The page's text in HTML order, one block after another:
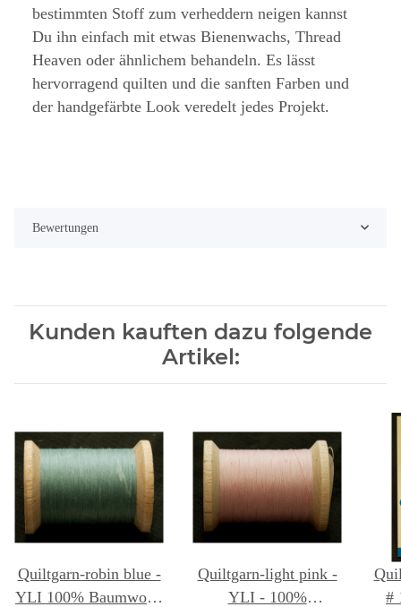
bestimmten Stoff zum verheddern neigen kannst
Du ihn einfach mit etwas Bienenwachs, Thread
Heaven oder ähnlichem behandeln. Es lässt
hervorragend quilten und die sanften Farben und
der handgefärbte Look veredelt jedes Projekt.
Bewertungen
Kunden kauften dazu folgende
Artikel:
Quiltgarn-robin blue -
YLI 100% Baumwolle
Quiltgarn-light pink -
YLI - 100%
#